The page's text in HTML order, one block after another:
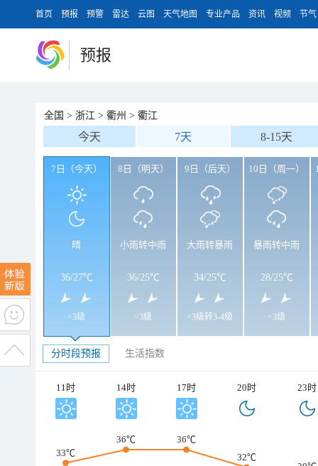
首页 预报 预警 雷达 云图 天气地图 专业产品 资讯 视频 节气
预报
全国 > 浙江 > 衢州 > 衢江
今天 7天 8-15天
7日（今天）
晴
36/27℃
<3级
8日（明天）
小雨转中雨
36/25℃
<3级
9日（后天）
大雨转暴雨
34/25℃
<3级转3-4级
10日（周一）
暴雨转中雨
28/25℃
<3级
分时段预报 生活指数
11时 14时 17时 20时 23时
33℃
36℃
36℃
32℃